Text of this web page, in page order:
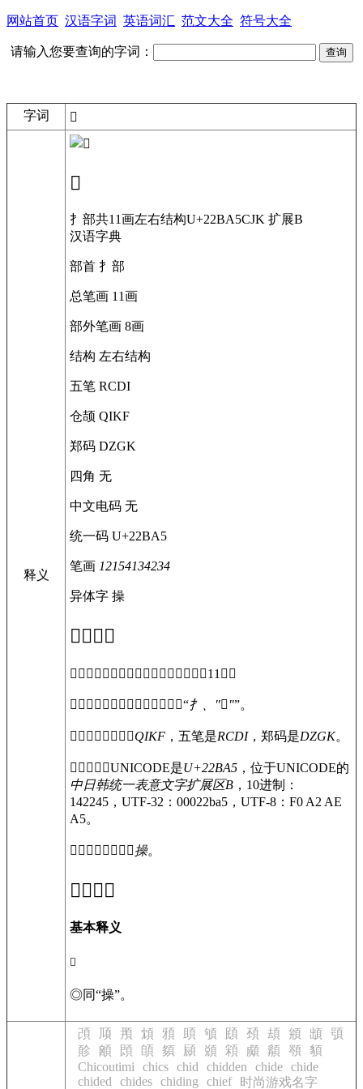
网站首页 汉语字词 英语词汇 范文大全 符号大全
请输入您要查询的字词：
字词 𢮥
释义
𢮥
扌部共11画左右结构U+22BA5CJK 扩展B
汉语字典
部首 扌部
总笔画 11画
部外笔画 8画
结构 左右结构
五笔 RCDI
仓颉 QIKF
郑码 DZGK
四角 无
中文电码 无
统一码 U+22BA5
笔画 12154134234
异体字 操
𢮥字概述
〔 𢮥 〕字拼音是，部首是扌，总笔画是11画。
〔 𢮥 〕字是左右结构，可拆字为“扌、 "𠫭"”。
〔 𢮥 〕字仓颉码是QIKF ，五笔是RCDI，郑码是DZGK。
〔 𢮥 〕字的UNICODE是U+22BA5 ，位于UNICODE的
中日韩统一表意文字扩展区B ，10进制：
142245，UTF-32：00022ba5，UTF-8：F0 A2 AE
A5。
〔 𢮥 〕字异体字是操。
𢮥的意思
基本释义
𢮥
◎同“操”。
䪱 䪲 䪳 䪴 䪵 䪶 䪷 䪸 䪹 䪺 䪻 䪼
䪽
䪾
䪿 䫀 䫁 䫂 䫃 䫄 䫅 䫆 䫇 䫈
䫉
Chicoutimi
chics chid chidden chide chide
chided
chides chiding chief 时尚游戏名字